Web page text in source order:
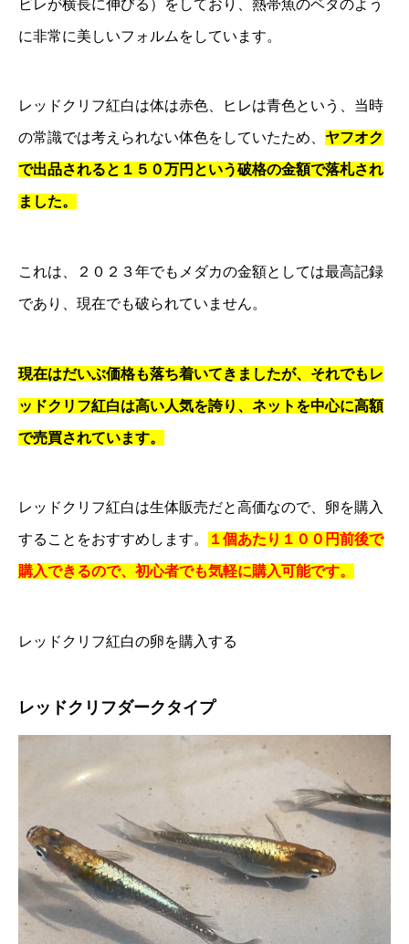
ビレが横長に伸びる）をしており、熱帯魚のベタのよう
に非常に美しいフォルムをしています。
レッドクリフ紅白は体は赤色、ヒレは青色という、当時
の常識では考えられない体色をしていたため、 ヤフオク
で出品されると１５０万円という破格の金額で落札され
ました。
これは、２０２３年でもメダカの金額としては最高記録
であり、現在でも破られていません。
現在はだいぶ価格も落ち着いてきましたが、それでもレ
ッドクリフ紅白は高い人気を誇り、ネットを中心に高額
で売買されています。
レッドクリフ紅白は生体販売だと高価なので、卵を購入
することをおすすめします。 １個あたり１００円前後で
購入できるので、初心者でも気軽に購入可能です。
レッドクリフ紅白の卵を購入する
レッドクリフダークタイプ